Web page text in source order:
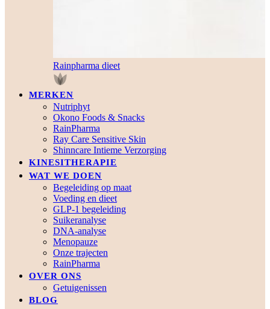
Rainpharma dieet
MERKEN
Nutriphyt
Okono Foods & Snacks
RainPharma
Ray Care Sensitive Skin
Shinncare Intieme Verzorging
KINESITHERAPIE
WAT WE DOEN
Begeleiding op maat
Voeding en dieet
GLP-1 begeleiding
Suikeranalyse
DNA-analyse
Menopauze
Onze trajecten
RainPharma
OVER ONS
Getuigenissen
BLOG